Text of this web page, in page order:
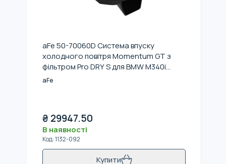
aFe 50-70060D Система впуску
холодного повітря Momentum GT з
фільтром Pro DRY S для BMW M340i
(G20) 20-24 L6-3.0L (t) B58
aFe
₴ 29947.50
В наявності
Код:1132-092
Купити